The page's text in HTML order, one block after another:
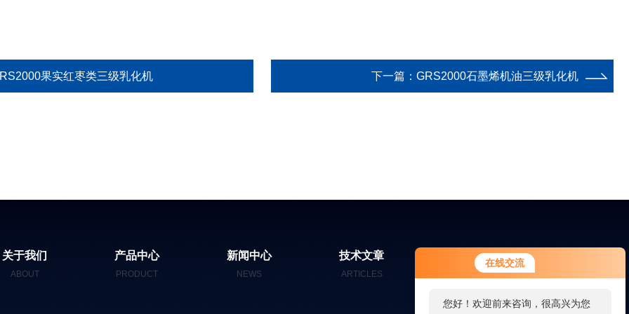
在线交流
您好！欢迎前来咨询，很高兴为您
果实红枣类三级乳化机 下一篇： GRS2000石墨烯机油三级乳化机
关于我们
ABOUT
产品中心
PRODUCT
新闻中心
NEWS
技术文章
ARTICLES
在线留言
MESSAGES